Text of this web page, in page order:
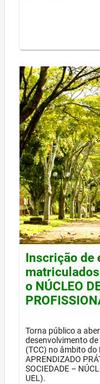
Inscrição de
o NÚCLEO
Torna público a
desenvolvimento
(TCC) no âmbito do
APRENDIZADO
SOCIEDADE –
UEL).